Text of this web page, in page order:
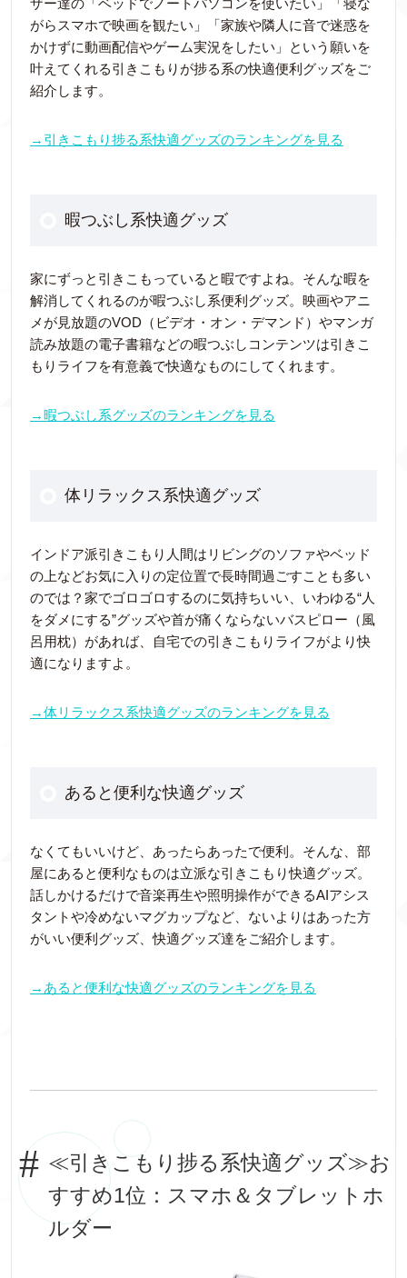
ザー達の「ベッドでノートパソコンを使いたい」「寝な
がらスマホで映画を観たい」「家族や隣人に音で迷惑を
かけずに動画配信やゲーム実況をしたい」という願いを
叶えてくれる引きこもりが捗る系の快適便利グッズをご
紹介します。
→引きこもり捗る系快適グッズのランキングを見る
暇つぶし系快適グッズ
家にずっと引きこもっていると暇ですよね。そんな暇を
解消してくれるのが暇つぶし系便利グッズ。映画やアニ
メが見放題のVOD（ビデオ・オン・デマンド）やマンガ
読み放題の電子書籍などの暇つぶしコンテンツは引きこ
もりライフを有意義で快適なものにしてくれます。
→暇つぶし系グッズのランキングを見る
体リラックス系快適グッズ
インドア派引きこもり人間はリビングのソファやベッド
の上などお気に入りの定位置で長時間過ごすことも多い
のでは？家でゴロゴロするのに気持ちいい、いわゆる“人
をダメにする”グッズや首が痛くならないバスピロー（風
呂用枕）があれば、自宅での引きこもりライフがより快
適になりますよ。
→体リラックス系快適グッズのランキングを見る
あると便利な快適グッズ
なくてもいいけど、あったらあったで便利。そんな、部
屋にあると便利なものは立派な引きこもり快適グッズ。
話しかけるだけで音楽再生や照明操作ができるAIアシス
タントや冷めないマグカップなど、ないよりはあった方
がいい便利グッズ、快適グッズ達をご紹介します。
→あると便利な快適グッズのランキングを見る
≪引きこもり捗る系快適グッズ≫お
すすめ1位：スマホ＆タブレットホ
ルダー